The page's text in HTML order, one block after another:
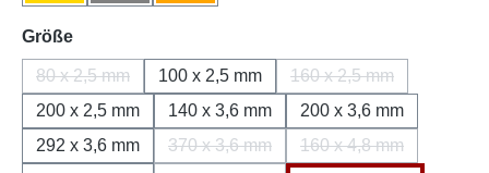
Größeauswählen
80 x 2,5 mm
(Diese Option ist zurzeit nicht verfügbar.)
100 x 2,5 mm 160 x 2,5 mm
(Diese Option ist
200 x 2,5 mm 140 x 3,6 mm
200 x 3,6 mm
292 x 3,6 mm
370 x 3,6 mm
(Diese Option ist zurzeit nicht
160 x 4,8 mm
(Diese Option ist